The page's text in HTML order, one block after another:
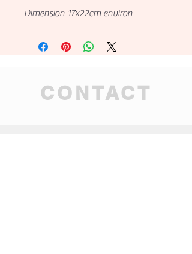
Dimension 17x22cm environ
CONTACT